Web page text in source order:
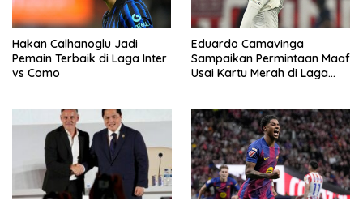
Hakan Calhanoglu Jadi
Pemain Terbaik di Laga Inter
vs Como
Eduardo Camavinga
Sampaikan Permintaan Maaf
Usai Kartu Merah di Laga